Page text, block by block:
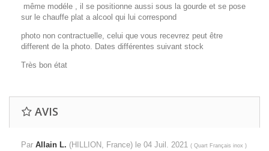
même modéle , il se positionne aussi sous la gourde et se pose
sur le chauffe plat a alcool qui lui correspond
photo non contractuelle, celui que vous recevrez peut être
different de la photo. Dates différentes suivant stock
Très bon état
AVIS
Par Allain L. (HILLION, France) le 04 Juil. 2021 ( Quart Français inox )